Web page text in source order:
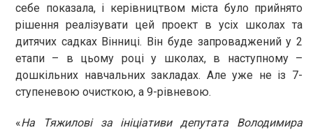
себе показала, і керівництвом міста було прийнято
рішення реалізувати цей проект в усіх школах та
дитячих садках Вінниці. Він буде запроваджений у 2
етапи – в цьому році у школах, в наступному –
дошкільних навчальних закладах. Але уже не із 7-
ступеневою очисткою, а 9-рівневою.
«На Тяжилові за ініціативи депутата Володимира